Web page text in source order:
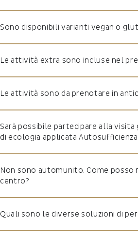
Sono disponibili varianti vegan o
Le attività extra sono incluse nel
Le attività sono da prenotare in
Sarà possibile partecipare alla
di ecologia applicata
Non sono automunito. Come posso
centro?
Quali sono le diverse soluzioni di